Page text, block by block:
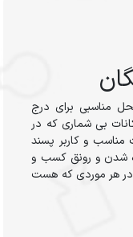
مناسبی برای درج
بی شماری که در
مناسب و کاربر پسند
شدن و رونق کسب و
هر موردی که هست